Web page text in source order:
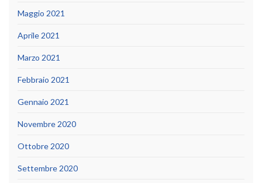
Maggio 2021
Aprile 2021
Marzo 2021
Febbraio 2021
Gennaio 2021
Novembre 2020
Ottobre 2020
Settembre 2020